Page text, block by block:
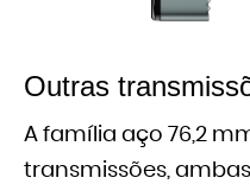
Outras
A família aço 76,2
transmissões,